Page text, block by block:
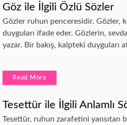
Göz ile İlgili Özlü Sözler
Gözler ruhun penceresidir. Gözler,
duyguları ifade eder. Gözlerin,
yazar. Bir bakış, kalpteki duyguları
Read More
Tesettür ile İlgili Anlamlı
Tesettür, ruhun zarafetini yansıtan